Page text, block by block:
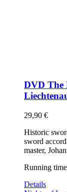
DVD The
29,90 €
Historic
sword
master,
Running
Details